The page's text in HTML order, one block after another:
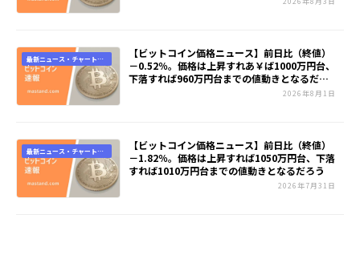
最新ニュース・チャート速
報
【ビットコイン価格ニュース】前日比（終値）
－0.52％。価格は上昇すれあ￥ば1000万円台、
下落すれば960万円台までの値動きとなるだろ
2026年8月1日
最新ニュース・チャート速
報
【ビットコイン価格ニュース】前日比（終値）
－1.82％。価格は上昇すれば1050万円台、下落
すれば1010万円台までの値動きとなるだろう
2026年7月31日